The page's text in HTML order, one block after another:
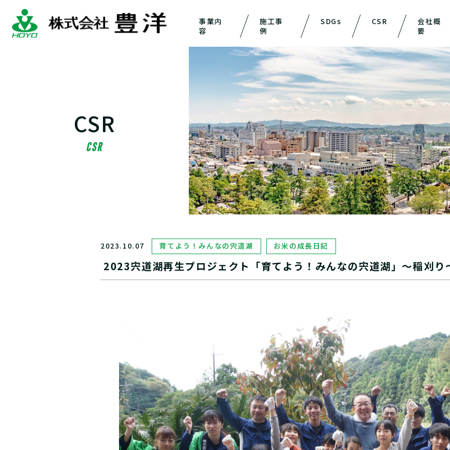
事業内
容
施工事
例
SDGs CSR
会社概
要
CSR
CSR
2023.10.07 育てよう！みんなの宍道湖 お米の成長日記
2023宍道湖再生プロジェクト「育てよう！みんなの宍道湖」～稲刈り